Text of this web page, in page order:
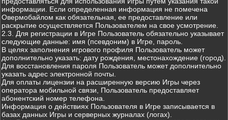
информации. Если определенная информация не помечена
Овермобайлом как обязательная, ее предоставление или
раскрытие осуществляется Пользователем на свое усмотрение.
2.3. Для регистрации в Игре Пользователь обязательно указывает
следующие данные: имя (псевдоним) в Игре, пароль.
В целях заполнения игрового профиля Пользователь может
дополнительно указать: дату рождения, местонахождение (город).
Для восстановления пароля Пользователь может дополнительно
указать адрес электронной почты.
Для оплаты лицензии на расширенную версию Игры через
оператора мобильной связи, Пользователь предоставляет
абонентский номер телефона.
Информация о действиях Пользователя в Игре записывается в
базах данных Игры и серверных журналах (логах).